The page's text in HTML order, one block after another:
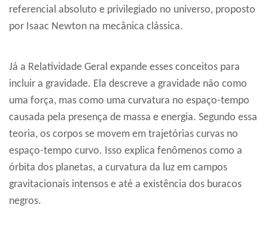
referencial absoluto e privilegiado no universo, proposto
por Isaac Newton na mecânica clássica.
Já a Relatividade Geral expande esses conceitos para
incluir a gravidade. Ela descreve a gravidade não como
uma força, mas como uma curvatura no espaço-tempo
causada pela presença de massa e energia. Segundo essa
teoria, os corpos se movem em trajetórias curvas no
espaço-tempo curvo. Isso explica fenômenos como a
órbita dos planetas, a curvatura da luz em campos
gravitacionais intensos e até a existência dos buracos
negros.